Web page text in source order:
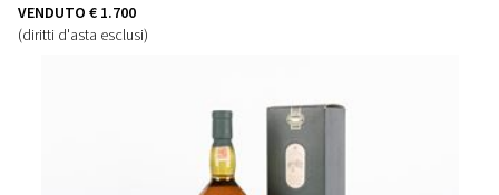
VENDUTO € 1.700
(diritti d'asta esclusi)